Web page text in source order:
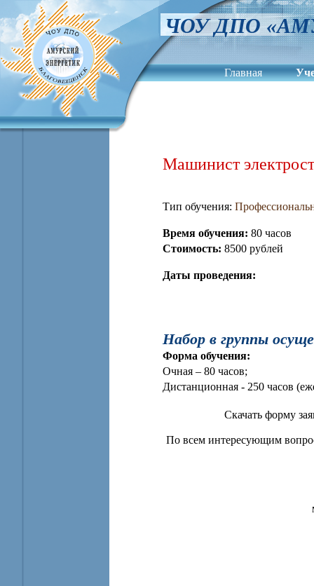
ЧОУ ДПО
Главная
Машинист
Тип обучения:
Время обучения: 80 часов
Стоимость: 8500 рублей
Даты проведения:
Набор в группы
Форма обучения:
Очная – 80 часов;
Дистанционная - 250 часов
Скачать форму
По всем интересующим